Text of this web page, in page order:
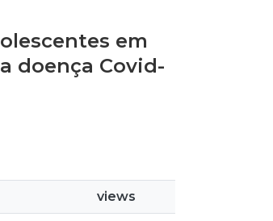
em
doença Covid-
views